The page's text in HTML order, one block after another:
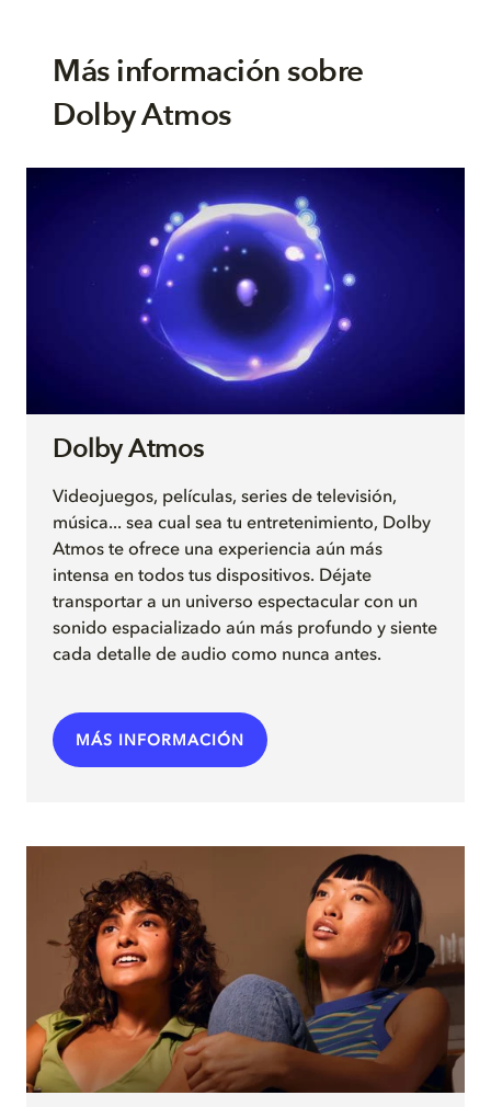
Más información sobre
Dolby Atmos
Dolby Atmos
Videojuegos, películas, series de televisión,
música... sea cual sea tu entretenimiento, Dolby
Atmos te ofrece una experiencia aún más
intensa en todos tus dispositivos. Déjate
transportar a un universo espectacular con un
sonido espacializado aún más profundo y siente
cada detalle de audio como nunca antes.
MÁS INFORMACIÓN